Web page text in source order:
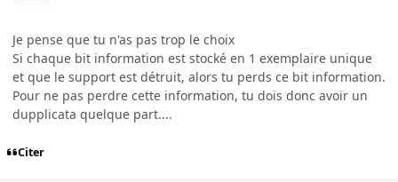
Je pense que tu n'as pas trop le choix
Si chaque bit information est stocké en 1 exemplaire unique
et que le support est détruit, alors tu perds ce bit information.
Pour ne pas perdre cette information, tu dois donc avoir un
dupplicata quelque part....
Citer